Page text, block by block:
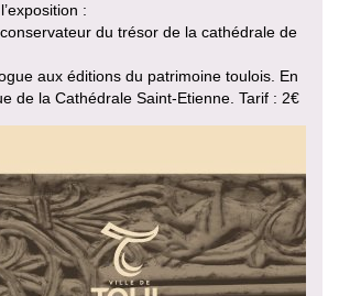
:
du trésor de la cathédrale de
aux éditions du patrimoine toulois. En
de la Cathédrale Saint-Etienne. Tarif : 2€